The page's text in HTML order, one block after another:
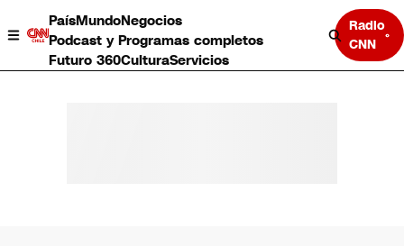
PaísMundoNegocios
Podcast y Programas completos
Futuro 360CulturaServicios
Radio
CNN